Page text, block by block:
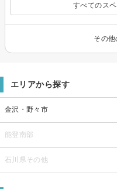
すべてのス
その
エリアから探す
金沢・野々市
能登南部
石川県その他